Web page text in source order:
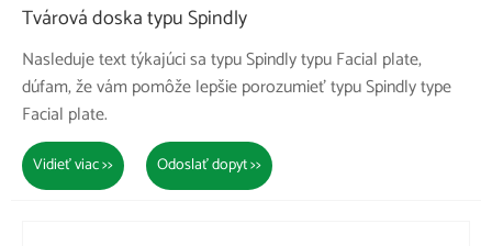
Tvárová doska typu Spindly
Nasleduje text týkajúci sa typu Spindly typu Facial plate,
dúfam, že vám pomôže lepšie porozumieť typu Spindly type
Facial plate.
Vidieť viac >> Odoslať dopyt >>